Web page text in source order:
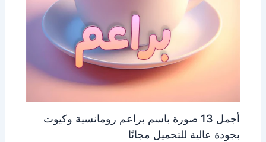
أجمل 13 صورة باسم براعم رومانسية وكيوت
بجودة عالية للتحميل مجانًا